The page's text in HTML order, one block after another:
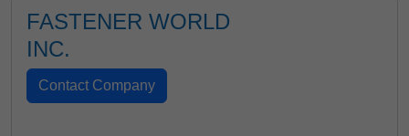
FASTENER WORLD
INC.